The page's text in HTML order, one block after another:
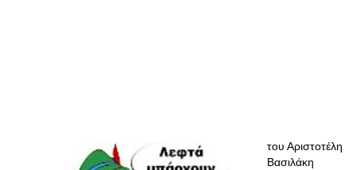
του Αριστοτέλη
Βασιλάκη